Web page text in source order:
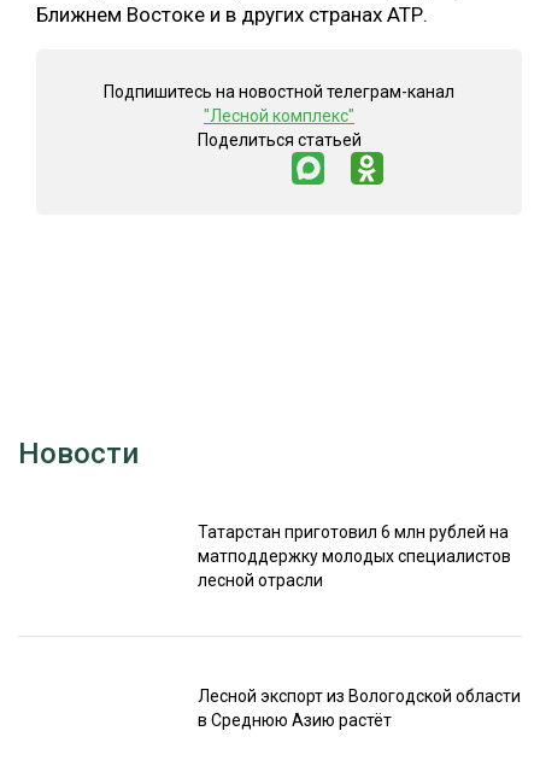
Ближнем Востоке и в других странах АТР.
Подпишитесь на новостной телеграм-канал
"Лесной комплекс"
Поделиться статьей
Новости
Татарстан приготовил 6 млн рублей на
матподдержку молодых специалистов
лесной отрасли
Лесной экспорт из Вологодской области
в Среднюю Азию растёт